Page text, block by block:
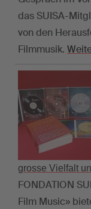
das SUISA-
von den
Filmmusik.
grosse Vielfalt
FONDATION
Film Music»